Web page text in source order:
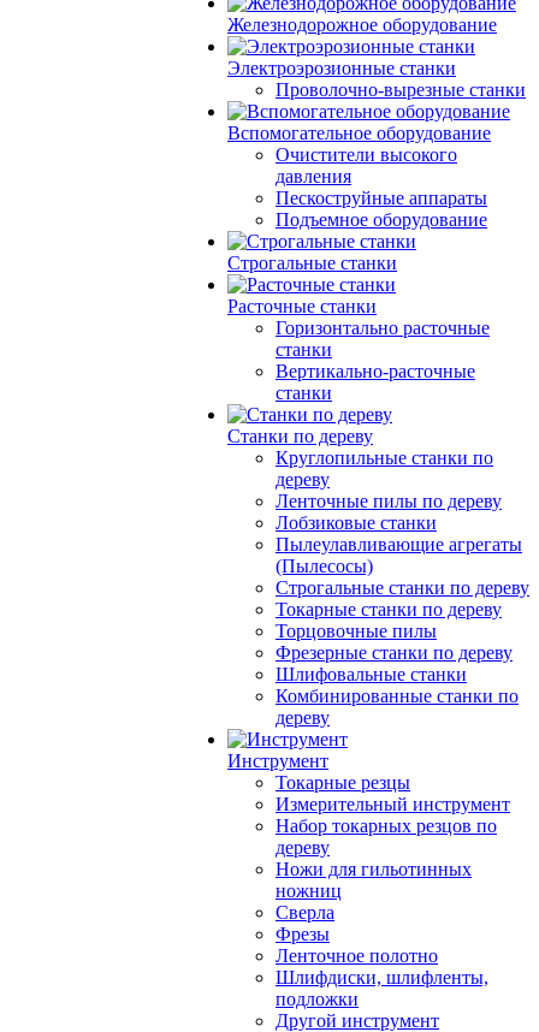
Железнодорожное оборудование
Электроэрозионные станки
Проволочно-вырезные станки
Вспомогательное оборудование
Очистители высокого
давления
Пескоструйные аппараты
Подъемное оборудование
Строгальные станки
Расточные станки
Горизонтально расточные
станки
Вертикально-расточные
станки
Станки по дереву
Круглопильные станки по
дереву
Ленточные пилы по дереву
Лобзиковые станки
Пылеулавливающие агрегаты
(Пылесосы)
Строгальные станки по дереву
Токарные станки по дереву
Торцовочные пилы
Фрезерные станки по дереву
Шлифовальные станки
Комбинированные станки по
дереву
Инструмент
Токарные резцы
Измерительный инструмент
Набор токарных резцов по
дереву
Ножи для гильотинных
ножниц
Сверла
Фрезы
Ленточное полотно
Шлифдиски, шлифленты,
подложки
Другой инструмент